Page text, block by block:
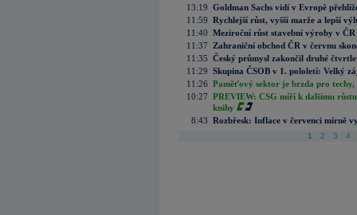
13:19 Goldman Sachs vidí v Evropě
11:59 Rychlejší růst, vyšší marže a lepší
11:40 Meziroční růst stavební výroby v
11:37
Zahraniční obchod ČR v červnu
11:35 Český průmysl zakončil druhé
11:29 Skupina ČSOB v 1. pololetí: Velký
11:26 Paměťový sektor je brzda pro techy,
10:27 PREVIEW: CSG míří k dalšímu
knihy
8:43 Rozbřesk: Inflace v červenci mírně
1 2 3 4